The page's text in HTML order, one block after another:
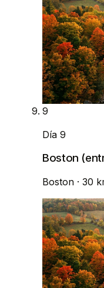
9
Día 9
Boston
Boston · 30